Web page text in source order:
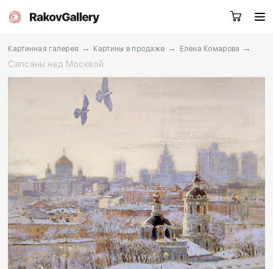
Каталог Художники
О нас Услуги
События Контакты
Картинная галерея → Картины в продаже → Елена Комарова
→
Сапсаны над Москвой